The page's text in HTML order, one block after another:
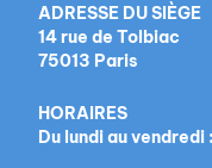
ADRESSE DU SIÈGE
14 rue de Tolbiac
75013 Paris
HORAIRES
Du lundi au